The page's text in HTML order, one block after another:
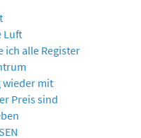
Luft
ich alle Register
wieder mit
Preis sind